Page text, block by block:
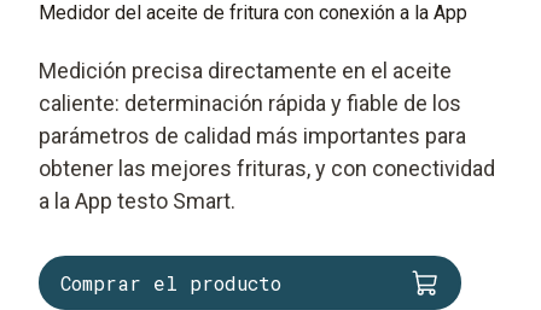
Medidor del aceite de fritura con conexión a la App
Medición precisa directamente en el aceite
caliente: determinación rápida y fiable de los
parámetros de calidad más importantes para
obtener las mejores frituras, y con conectividad
a la App testo Smart.
Comprar el producto